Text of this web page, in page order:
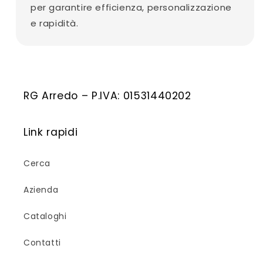
per garantire efficienza, personalizzazione
e rapidità.
RG Arredo – P.IVA: 01531440202
Link rapidi
Cerca
Azienda
Cataloghi
Contatti